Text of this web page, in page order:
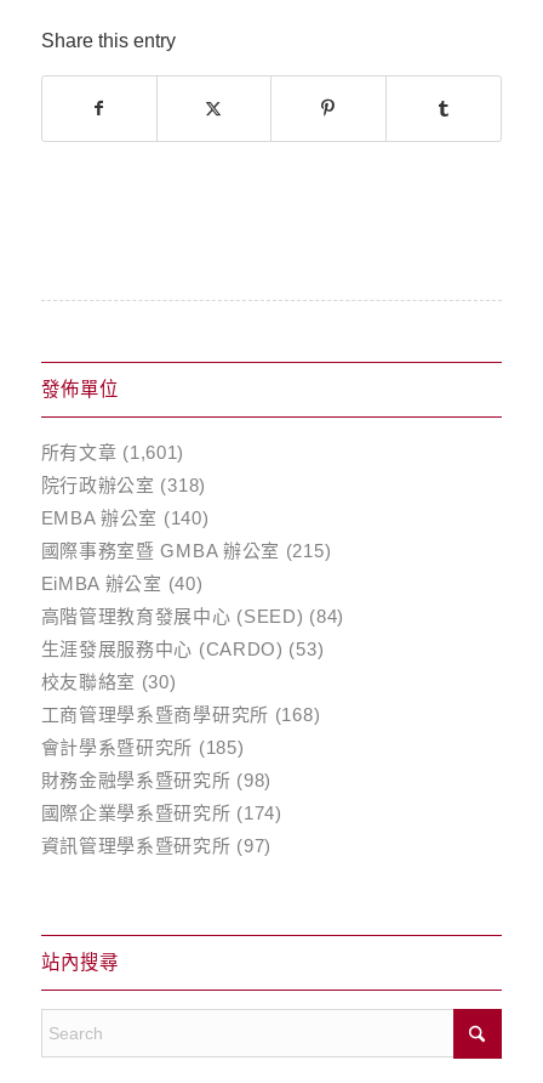
Share this entry
發佈單位
所有文章 (1,601)
院行政辦公室 (318)
EMBA 辦公室 (140)
國際事務室暨 GMBA 辦公室 (215)
EiMBA 辦公室 (40)
高階管理教育發展中心 (SEED) (84)
生涯發展服務中心 (CARDO) (53)
校友聯絡室 (30)
工商管理學系暨商學研究所 (168)
會計學系暨研究所 (185)
財務金融學系暨研究所 (98)
國際企業學系暨研究所 (174)
資訊管理學系暨研究所 (97)
站內搜尋